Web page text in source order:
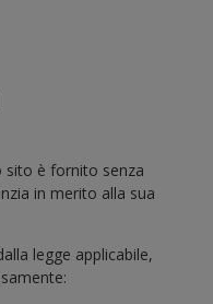
sito è fornito senza
in merito alla sua
legge applicabile,